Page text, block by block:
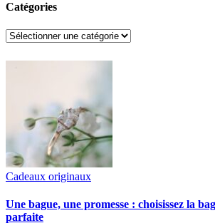
Catégories
Catégories
Cadeaux originaux
Une bague, une promesse : choisissez la
parfaite